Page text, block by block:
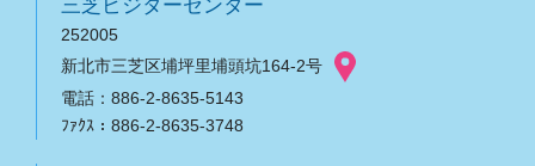
三芝ビジターセンター
252005
新北市三芝区埔坪里埔頭坑164-2号
電話：886-2-8635-5143
ﾌｧｸｽ：886-2-8635-3748